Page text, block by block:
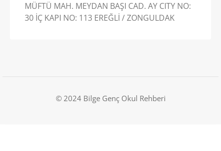
MÜFTÜ MAH. MEYDAN BAŞI CAD. AY CITY NO:
30 İÇ KAPI NO: 113 EREĞLİ / ZONGULDAK
© 2024 Bilge Genç Okul Rehberi